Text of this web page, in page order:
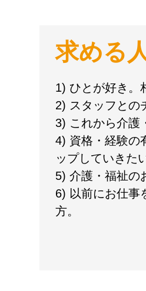
求める
1) ひとが好き。
2) スタッフとの
3) これから介護
4) 資格・経験の
ップしていきた
5) 介護・福祉の
6) 以前にお仕事
方。